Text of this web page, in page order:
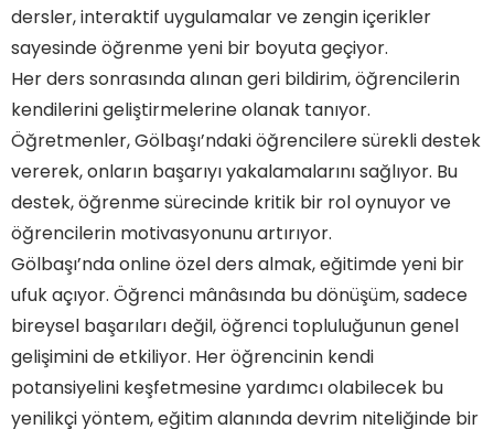
dersler, interaktif uygulamalar ve zengin içerikler
sayesinde öğrenme yeni bir boyuta geçiyor.
Her ders sonrasında alınan geri bildirim, öğrencilerin
kendilerini geliştirmelerine olanak tanıyor.
Öğretmenler, Gölbaşı’ndaki öğrencilere sürekli destek
vererek, onların başarıyı yakalamalarını sağlıyor. Bu
destek, öğrenme sürecinde kritik bir rol oynuyor ve
öğrencilerin motivasyonunu artırıyor.
Gölbaşı’nda online özel ders almak, eğitimde yeni bir
ufuk açıyor. Öğrenci mânâsında bu dönüşüm, sadece
bireysel başarıları değil, öğrenci topluluğunun genel
gelişimini de etkiliyor. Her öğrencinin kendi
potansiyelini keşfetmesine yardımcı olabilecek bu
yenilikçi yöntem, eğitim alanında devrim niteliğinde bir